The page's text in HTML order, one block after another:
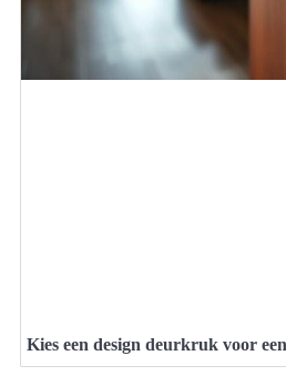
Kies een design deurkruk voor